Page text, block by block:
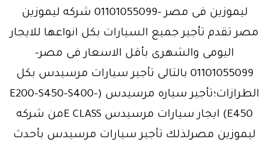
ليموزين فى مصر -01101055099 شركه ليموزين
مصر تقدم تأجير جميع السيارات بكل انواعها للايجار
اليومى والشهرى بأقل الاسعار فى مصر-
01101055099 بالتالى تأجير سيارات مرسيدس بكل
الطرازات؛تأجير سياره مرسيدس (E200-S450-S400-
E450) ايجار سيارات مرسيدس E CLASSمن شركه
ليموزين مصرلذلك تأجير سيارات مرسيدس بأحدث